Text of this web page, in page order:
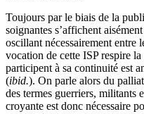
Toujours par le biais de la
soignantes s’affichent
oscillant nécessairement entre
vocation de cette ISP respire
participent à sa continuité est
(ibid.). On parle alors du
des termes guerriers, militants
croyante est donc nécessaire